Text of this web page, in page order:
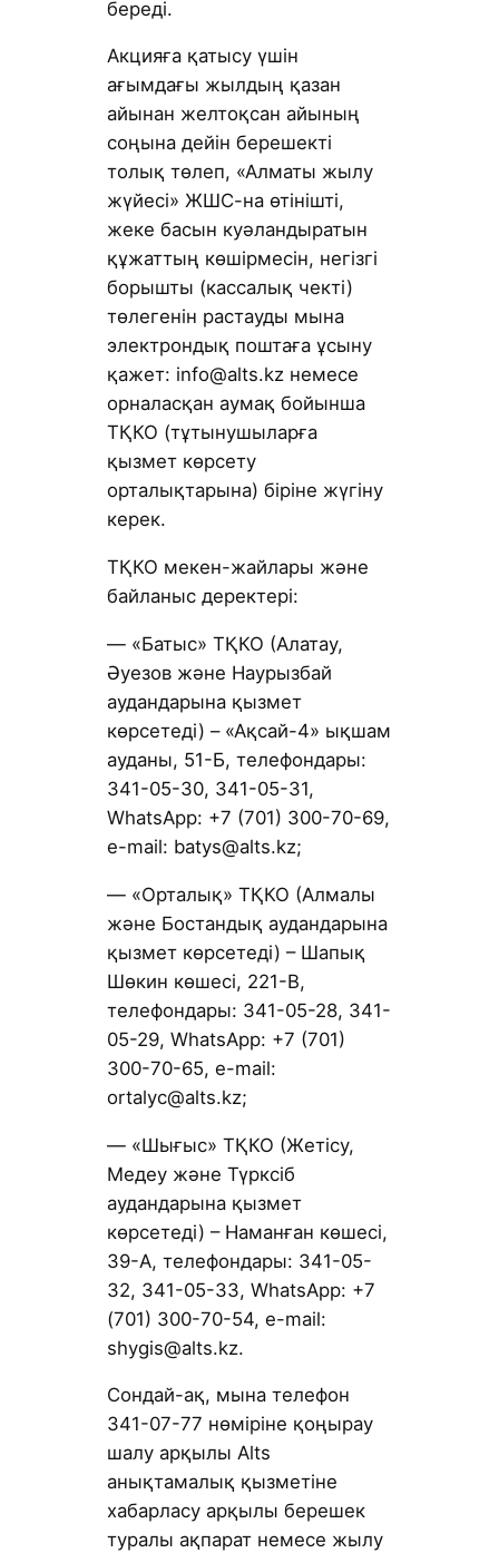
береді.
Акцияға қатысу үшін
ағымдағы жылдың қазан
айынан желтоқсан айының
соңына дейін берешекті
толық төлеп, «Алматы жылу
жүйесі» ЖШС-на өтінішті,
жеке басын куәландыратын
құжаттың көшірмесін, негізгі
борышты (кассалық чекті)
төлегенін растауды мына
электрондық поштаға ұсыну
қажет: info@alts.kz немесе
орналасқан аумақ бойынша
ТҚКО (тұтынушыларға
қызмет көрсету
орталықтарына) біріне жүгіну
керек.
ТҚКО мекен-жайлары және
байланыс деректері:
— «Батыс» ТҚКО (Алатау,
Әуезов және Наурызбай
аудандарына қызмет
көрсетеді) – «Ақсай-4» ықшам
ауданы, 51-Б, телефондары:
341-05-30, 341-05-31,
WhatsApp: +7 (701) 300-70-69,
е-mail: batys@alts.kz;
— «Орталық» ТҚКО (Алмалы
және Бостандық аудандарына
қызмет көрсетеді) – Шапық
Шөкин көшесі, 221-В,
телефондары: 341-05-28, 341-
05-29, WhatsApp: +7 (701)
300-70-65, е-mail:
ortalyc@alts.kz;
— «Шығыс» ТҚКО (Жетісу,
Медеу және Түрксіб
аудандарына қызмет
көрсетеді) – Наманған көшесі,
39-А, телефондары: 341-05-
32, 341-05-33, WhatsApp: +7
(701) 300-70-54, е-mail:
shygis@alts.kz.
Сондай-ақ, мына телефон
341-07-77 нөміріне қоңырау
шалу арқылы Alts
анықтамалық қызметіне
хабарласу арқылы берешек
туралы ақпарат немесе жылу